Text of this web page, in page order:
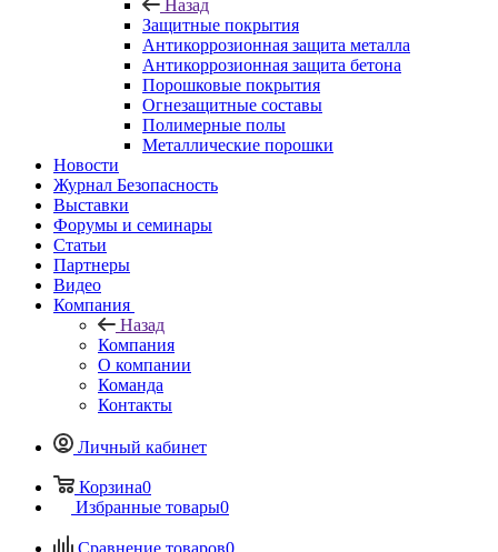
Назад
Защитные покрытия
Антикоррозионная защита металла
Антикоррозионная защита бетона
Порошковые покрытия
Огнезащитные составы
Полимерные полы
Металлические порошки
Новости
Журнал Безопасность
Выставки
Форумы и семинары
Статьи
Партнеры
Видео
Компания
Назад
Компания
О компании
Команда
Контакты
Личный кабинет
Корзина0
Избранные товары0
Сравнение товаров0